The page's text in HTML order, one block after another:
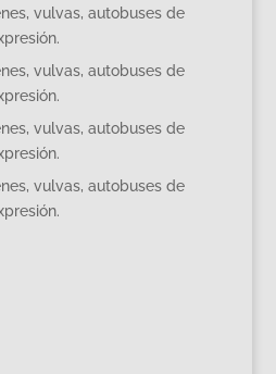
vulvas, autobuses de
vulvas, autobuses de
vulvas, autobuses de
vulvas, autobuses de